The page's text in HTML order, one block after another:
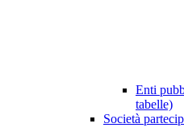
Enti
tabelle)
Società